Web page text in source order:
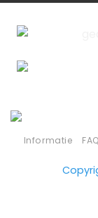
Informatie FAQ